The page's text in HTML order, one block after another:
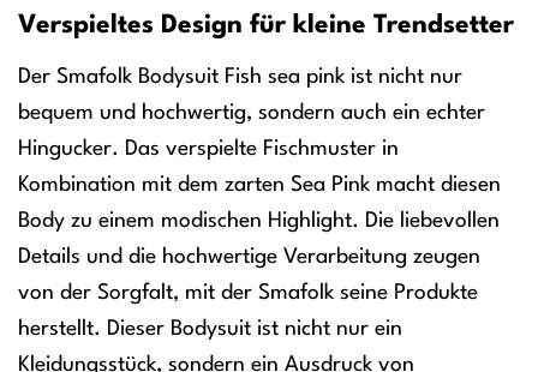
Verspieltes Design für kleine Trendsetter
Der Smafolk Bodysuit Fish sea pink ist nicht nur
bequem und hochwertig, sondern auch ein echter
Hingucker. Das verspielte Fischmuster in
Kombination mit dem zarten Sea Pink macht diesen
Body zu einem modischen Highlight. Die liebevollen
Details und die hochwertige Verarbeitung zeugen
von der Sorgfalt, mit der Smafolk seine Produkte
herstellt. Dieser Bodysuit ist nicht nur ein
Kleidungsstück, sondern ein Ausdruck von